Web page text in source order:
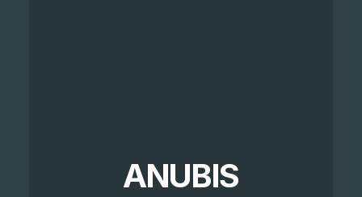
ANUBIS